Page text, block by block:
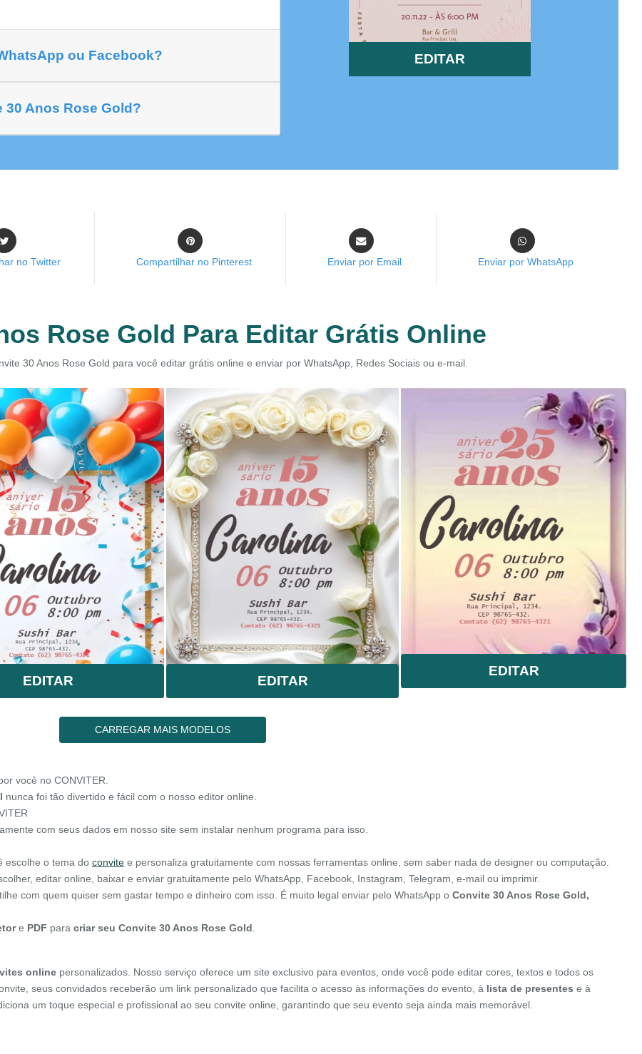
ou Facebook?
Anos Rose Gold?
EDITAR
no Twitter Compartilhar no Pinterest Enviar por Email Enviar por WhatsApp
Rose Gold Para Editar Grátis Online
30 Anos Rose Gold para você editar grátis online e enviar por WhatsApp, Redes Sociais ou e-mail.
EDITAR EDITAR
EDITAR
CARREGAR MAIS MODELOS
você no CONVITER.
nunca foi tão divertido e fácil com o nosso editor online.
com seus dados em nosso site sem instalar nenhum programa para isso.
escolhe o tema do convite e personaliza gratuitamente com nossas ferramentas online, sem saber nada de designer ou computação.
editar online, baixar e enviar gratuitamente pelo WhatsApp, Facebook, Instagram, Telegram, e-mail ou imprimir.
com quem quiser sem gastar tempo e dinheiro com isso. É muito legal enviar pelo WhatsApp o Convite 30 Anos Rose Gold,
e PDF para criar seu Convite 30 Anos Rose Gold
online personalizados. Nosso serviço oferece um site exclusivo para eventos, onde você pode editar cores, textos e todos os
seus convidados receberão um link personalizado que facilita o acesso às informações do evento, à lista de presentes e à
um toque especial e profissional ao seu convite online, garantindo que seu evento seja ainda mais memorável.